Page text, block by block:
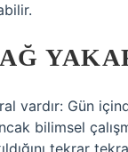
vardır: Gün
bilimsel
tekrar